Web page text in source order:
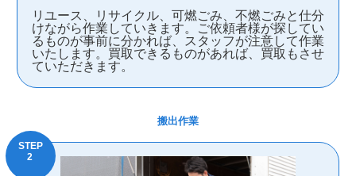
リユース、リサイクル、可燃ごみ、不燃ごみと仕分
けながら作業していきます。ご依頼者様が探してい
るものが事前に分かれば、スタッフが注意して作業
いたします。買取できるものがあれば、買取もさせ
ていただきます。
搬出作業